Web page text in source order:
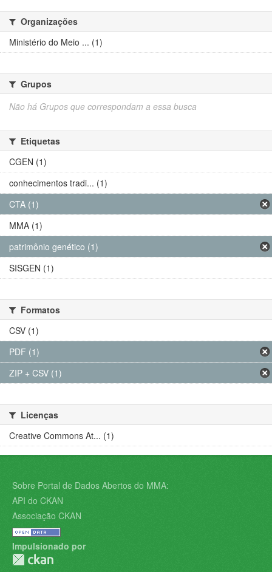
Organizações
Ministério do Meio ... (1)
Grupos
Não há Grupos que correspondam a essa busca
Etiquetas
CGEN (1)
conhecimentos tradi... (1)
CTA (1)
MMA (1)
patrimônio genético (1)
SISGEN (1)
Formatos
CSV (1)
PDF (1)
ZIP + CSV (1)
Licenças
Creative Commons At... (1)
Sobre Portal de Dados Abertos do MMA:
API do CKAN
Associação CKAN
Impulsionado por